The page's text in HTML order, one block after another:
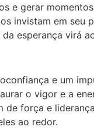
e gerar
invistam em
esperança virá
e um
o vigor e a
força e
ao redor.